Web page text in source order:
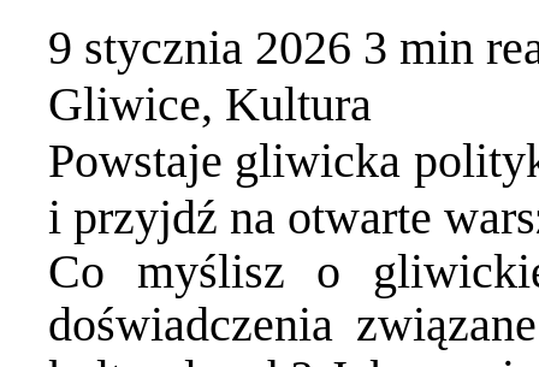
9 stycznia 2026 3 min
Gliwice, Kultura
Powstaje gliwicka
i przyjdź na otwarte
Co myślisz o
doświadczenia